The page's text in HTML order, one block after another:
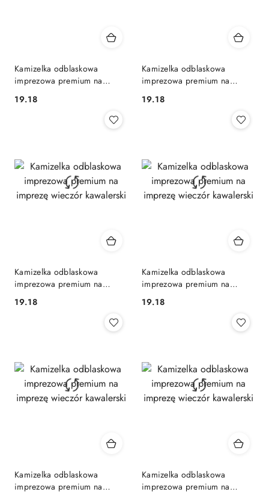
Kamizelka odblaskowa
imprezowa premium na
Cena:
19.18
Kamizelka odblaskowa
imprezowa premium na
Cena:
19.18
Kamizelka odblaskowa
imprezowa premium na
Cena:
19.18
Kamizelka odblaskowa
imprezowa premium na
Cena:
19.18
Kamizelka odblaskowa
imprezowa premium na
Kamizelka odblaskowa
imprezowa premium na